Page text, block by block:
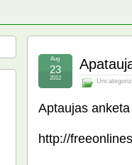
Aug
23
2012
Aptaujas
http://